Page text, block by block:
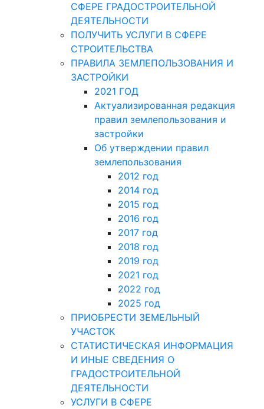
СФЕРЕ ГРАДОСТРОИТЕЛЬНОЙ
ДЕЯТЕЛЬНОСТИ
ПОЛУЧИТЬ УСЛУГИ В СФЕРЕ
СТРОИТЕЛЬСТВА
ПРАВИЛА ЗЕМЛЕПОЛЬЗОВАНИЯ И
ЗАСТРОЙКИ
2021 ГОД
Актуализированная редакция
правил землепользования и
застройки
Об утверждении правил
землепользования
2012 год
2014 год
2015 год
2016 год
2017 год
2018 год
2019 год
2021 год
2022 год
2025 год
ПРИОБРЕСТИ ЗЕМЕЛЬНЫЙ
УЧАСТОК
СТАТИСТИЧЕСКАЯ ИНФОРМАЦИЯ
И ИНЫЕ СВЕДЕНИЯ О
ГРАДОСТРОИТЕЛЬНОЙ
ДЕЯТЕЛЬНОСТИ
УСЛУГИ В СФЕРЕ